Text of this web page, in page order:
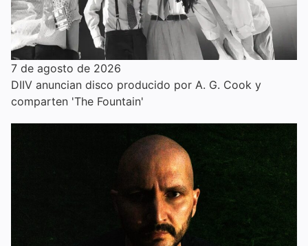
7 de agosto de 2026
DIIV anuncian disco producido por A. G. Cook y
comparten 'The Fountain'